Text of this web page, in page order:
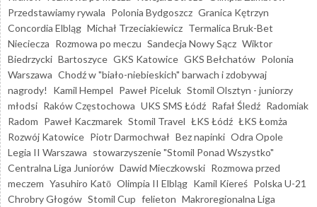
Przedstawiamy rywala Polonia Bydgoszcz Granica Kętrzyn
Concordia Elbląg Michał Trzeciakiewicz Termalica Bruk-Bet
Nieciecza Rozmowa po meczu Sandecja Nowy Sącz Wiktor
Biedrzycki Bartoszyce GKS Katowice GKS Bełchatów Polonia
Warszawa Chodź w "biało-niebieskich" barwach i zdobywaj
nagrody!
Kamil Hempel Paweł Piceluk Stomil Olsztyn - juniorzy
młodsi Raków Częstochowa UKS SMS Łódź Rafał Śledź Radomiak
Radom Paweł Kaczmarek Stomil Travel ŁKS Łódź ŁKS Łomża
Rozwój Katowice Piotr Darmochwał Bez napinki Odra Opole
Legia II Warszawa stowarzyszenie "Stomil Ponad Wszystko"
Centralna Liga Juniorów Dawid Mieczkowski Rozmowa przed
meczem Yasuhiro Katō Olimpia II Elbląg Kamil Kiereś Polska U-21
Chrobry Głogów Stomil Cup felieton Makroregionalna Liga